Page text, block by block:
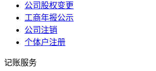
公司股权变更
工商年报公示
公司注销
个体户注册
记账服务